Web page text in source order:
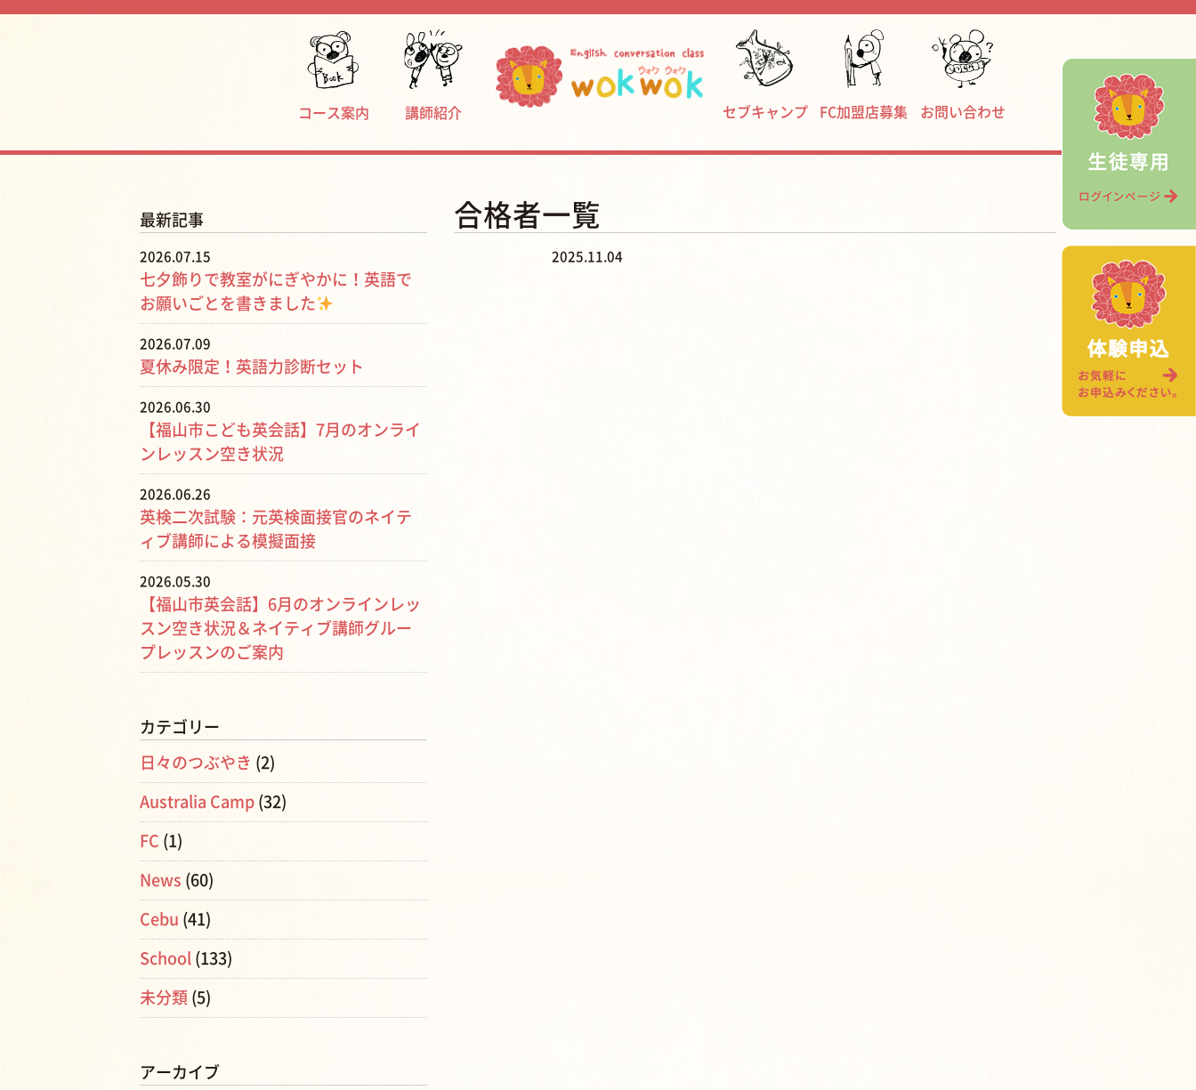
コース案内 講師紹介 セブキャンプ FC加盟店募集 お問い合わせ
合格者一覧
2025.11.04
最新記事
2026.07.15
七夕飾りで教室がにぎやかに！英語で
お願いごとを書きました
2026.07.09
夏休み限定！英語力診断セット
2026.06.30
【福山市こども英会話】7月のオンライ
ンレッスン空き状況
2026.06.26
英検二次試験：元英検面接官のネイテ
ィブ講師による模擬面接
2026.05.30
【福山市英会話】6月のオンラインレッ
スン空き状況＆ネイティブ講師グルー
プレッスンのご案内
カテゴリー
日々のつぶやき (2)
Australia Camp (32)
FC (1)
News (60)
Cebu (41)
School (133)
未分類 (5)
アーカイブ